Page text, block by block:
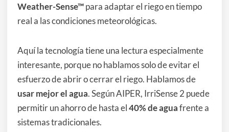
Weather-Sense™para adaptar el riego en tiempo
real a las condiciones meteorológicas.
Aquí la tecnología tiene una lectura especialmente
interesante, porque no hablamos solo de evitar el
esfuerzo de abrir o cerrar el riego. Hablamos de
usar mejor el agua. Según AIPER, IrriSense 2 puede
permitir un ahorro de hasta el40% de aguafrente a
sistemas tradicionales.